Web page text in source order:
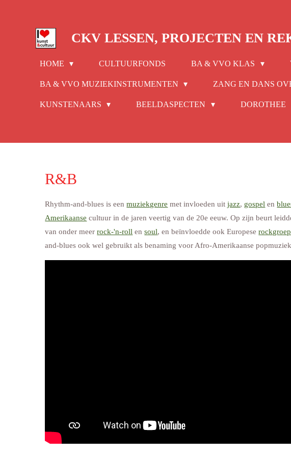
hoofdinhoud
CKV LESSEN, PROJECTEN EN
HOME CULTUURFONDS BA & VVO KLAS
BA & VVO MUZIEKINSTRUMENTEN ZANG EN DANS
KUNSTENAARS BEELDASPECTEN DOROTHEE
R&B
Rhythm-and-blues is eenmuziekgenre met invloeden uitjazz, gospel en
Amerikaanse cultuur in de jaren veertig van de 20e eeuw. Op zijn beurt
van onder meerrock-'n-roll ensoul, en beïnvloedde ook Europese
and-blues ook wel gebruikt als benaming voor Afro-Amerikaanse